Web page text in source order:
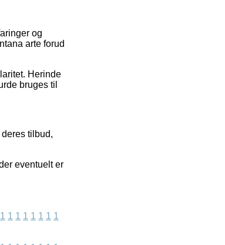
og
arte forud
Herinde
bruges til
tilbud,
eventuelt er
1 1 1 1 1 1 1 1